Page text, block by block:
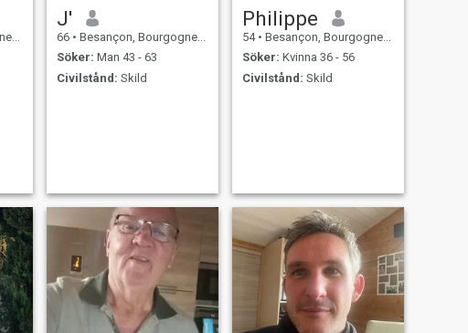
J'
66 • Besançon, Bourgogne-Franche-Comté, Frankrike
Söker: Man 43 - 63
Civilstånd: Skild
Philippe
54 • Besançon, Bourgogne-Franche-Comté, Frankrike
Söker: Kvinna 36 - 56
Civilstånd: Skild